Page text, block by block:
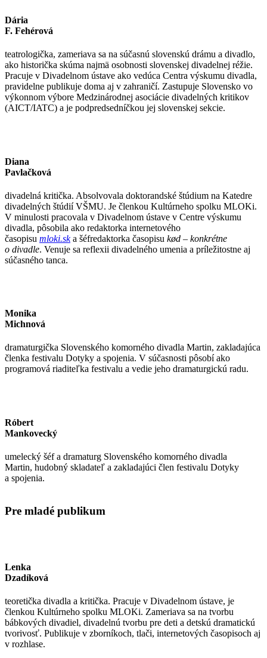
Dária
F. Fehérová
teatrologička, zameriava sa na súčasnú slovenskú drámu a divadlo,
ako historička skúma najmä osobnosti slovenskej divadelnej réžie.
Pracuje v Divadelnom ústave ako vedúca Centra výskumu divadla,
pravidelne publikuje doma aj v zahraničí. Zastupuje Slovensko vo
výkonnom výbore Medzinárodnej asociácie divadelných kritikov
(AICT/IATC) a je podpredsedníčkou jej slovenskej sekcie.
Diana
Pavlačková
divadelná kritička. Absolvovala doktorandské štúdium na Katedre
divadelných štúdií VŠMU. Je členkou Kultúrneho spolku MLOKi.
V minulosti pracovala v Divadelnom ústave v Centre výskumu
divadla, pôsobila ako redaktorka internetového
časopisu mloki.ska šéfredaktorka časopisu kød – konkrétne
o divadle. Venuje sa reflexii divadelného umenia a príležitostne aj
súčasného tanca.
Monika
Michnová
dramaturgička Slovenského komorného divadla Martin, zakladajúca
členka festivalu Dotyky a spojenia. V súčasnosti pôsobí ako
programová riaditeľka festivalu a vedie jeho dramaturgickú radu.
Róbert
Mankovecký
umelecký šéf a dramaturg Slovenského komorného divadla
Martin, hudobný skladateľ a zakladajúci člen festivalu Dotyky
a spojenia.
Pre mladé publikum
Lenka
Dzadíková
teoretička divadla a kritička. Pracuje v Divadelnom ústave, je
členkou Kultúrneho spolku MLOKi. Zameriava sa na tvorbu
bábkových divadiel, divadelnú tvorbu pre deti a detskú dramatickú
tvorivosť. Publikuje v zborníkoch, tlači, internetových časopisoch aj
v rozhlase.